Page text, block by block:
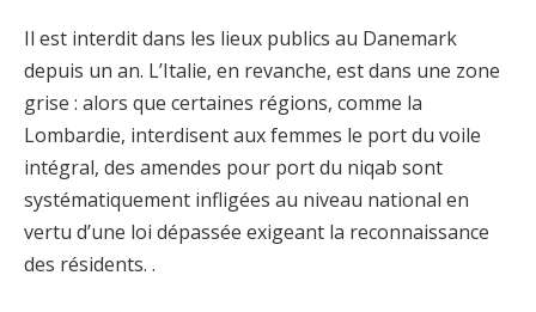
Il est interdit dans les lieux publics au Danemark
depuis un an. L’Italie, en revanche, est dans une zone
grise : alors que certaines régions, comme la
Lombardie, interdisent aux femmes le port du voile
intégral, des amendes pour port du niqab sont
systématiquement infligées au niveau national en
vertu d’une loi dépassée exigeant la reconnaissance
des résidents. .